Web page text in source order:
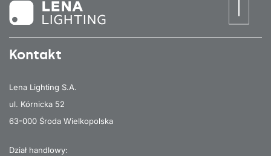
Kontakt
Lena Lighting S.A.
ul. Kórnicka 52
63-000 Środa Wielkopolska
Dział handlowy: